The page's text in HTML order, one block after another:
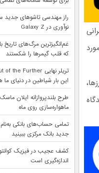
راز مهندسی تاشوهای
نوآوری در Galaxy Z
غم‌انگیزترین مرگ‌های تاریخ
که قلب گیمرها را شکستند
این بار شیاطین در دنیای ما
طرح بلندپروازانه ایلان
ماهواره‌سازی روی ماه
تمامی حساب‌های بانکی
جدید بانک مرکزی ببینید
کشف عجیب در فیزیک
اندازه‌گیری است